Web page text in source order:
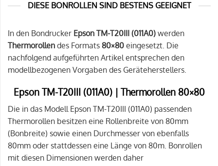
DIESE BONROLLEN SIND BESTENS GEEIGNET
In den Bondrucker Epson TM-T20III (011A0) werden
Thermorollen des Formats 80×80 eingesetzt. Die
nachfolgend aufgeführten Artikel entsprechen den
modellbezogenen Vorgaben des Geräteherstellers.
Epson TM-T20III (011A0) | Thermorollen 80×80
Die in das Modell Epson TM-T20III (011A0) passenden
Thermorollen besitzen eine Rollenbreite von 80mm
(Bonbreite) sowie einen Durchmesser von ebenfalls
80mm oder stattdessen eine Länge von 80m. Bonrollen
mit diesen Dimensionen werden daher